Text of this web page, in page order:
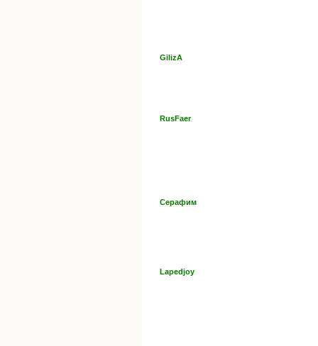
GilizA
RusFaer
Серафим
Lapedjoy